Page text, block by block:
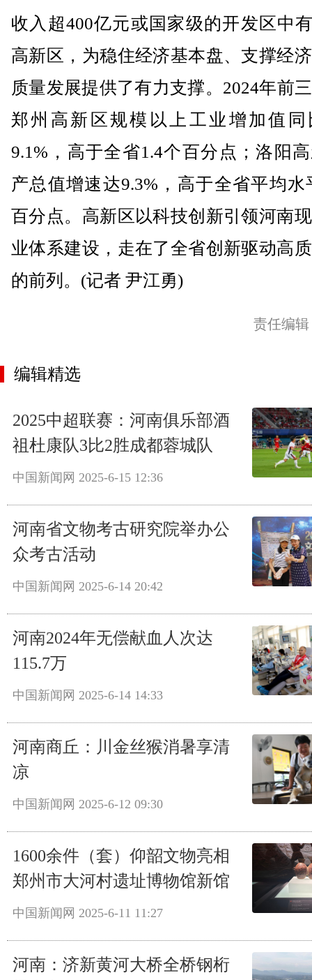
收入超400亿元或国家级的开发区中
高新区，为稳住经济基本盘、支撑经
质量发展提供了有力支撑。2024年前
郑州高新区规模以上工业增加值同
9.1%，高于全省1.4个百分点；洛阳
产总值增速达9.3%，高于全省平均水
百分点。高新区以科技创新引领河南
业体系建设，走在了全省创新驱动高
的前列。(记者 尹江勇)
责任编
编辑精选
2025中超联赛：河南俱乐部酒
祖杜康队3比2胜成都蓉城队
中国新闻网 2025-6-15 12:36
河南省文物考古研究院举办公
众考古活动
中国新闻网 2025-6-14 20:42
河南2024年无偿献血人次达
115.7万
中国新闻网 2025-6-14 14:33
河南商丘：川金丝猴消暑享清
凉
中国新闻网 2025-6-12 09:30
1600余件（套）仰韶文物亮相
郑州市大河村遗址博物馆新馆
中国新闻网 2025-6-11 11:27
河南：济新黄河大桥全桥钢桁